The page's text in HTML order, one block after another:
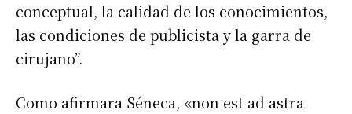
conceptual, la calidad de los conocimientos,
las condiciones de publicista y la garra de
cirujano”.
Como afirmara Séneca, «non est ad astra